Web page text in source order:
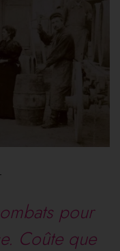
pour
Coûte que